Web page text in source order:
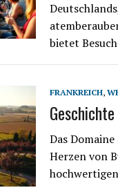
bietet
FRANKREICH,
Das
Herzen von